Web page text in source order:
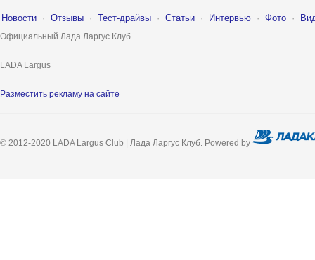
Новости · Отзывы · Тест-драйвы · Статьи · Интервью · Фото ·
Официальный Лада Ларгус Клуб
LADA Largus
Разместить рекламу на сайте
© 2012-2020 LADA Largus Club | Лада Ларгус Клуб. Powered by